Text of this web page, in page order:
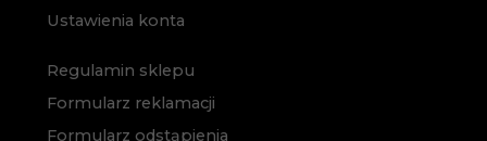
Ustawienia konta
Regulamin sklepu
Formularz reklamacji
Formularz odstąpienia